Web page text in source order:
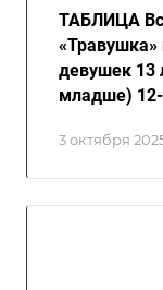
3 октября
ТАБЛИЦА
«Травушка»
девушек 13
младше)